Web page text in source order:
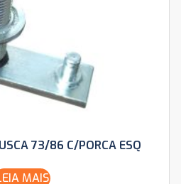
73/86 C/PORCA ESQ
MAIS